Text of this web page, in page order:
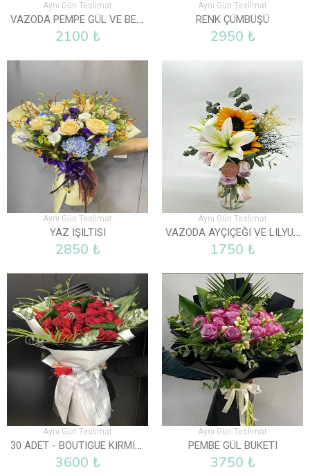
Aynı Gün Teslimat
VAZODA PEMPE GÜL VE BEYAZ GÜLLER
2100 ₺
Aynı Gün Teslimat
RENK ÇÜMBÜŞÜ
2950 ₺
Aynı Gün Teslimat
YAZ IŞILTISI
2850 ₺
Aynı Gün Teslimat
VAZODA AYÇIÇEĞI VE LILYUM
1750 ₺
Aynı Gün Teslimat
30 ADET - BOUTIGUE KIRMIZI GÜL BUKETI
3600 ₺
Aynı Gün Teslimat
PEMBE GÜL BUKETI
3750 ₺